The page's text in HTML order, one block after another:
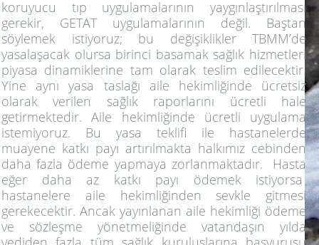
koruyucu tıp uygulamalarının yaygınlaştırılması
gerekir, GETAT uygulamalarının değil. Baştan
söylemek istiyoruz; bu değişiklikler TBMM’de
yasalaşacak olursa birinci basamak sağlık hizmetleri
piyasa dinamiklerine tam olarak teslim edilecektir.
Yine aynı yasa taslağı aile hekimliğinde ücretsiz
olarak verilen sağlık raporlarını ücretli hale
getirmektedir. Aile hekimliğinde ücretli uygulama
istemiyoruz. Bu yasa teklifi ile hastanelerde
muayene katkı payı artırılmakta halkımız cebinden
daha fazla ödeme yapmaya zorlanmaktadır. Hasta
eğer daha az katkı payı ödemek istiyorsa
hastanelere aile hekimliğinden sevkle gitmesi
gerekecektir. Ancak yayınlanan aile hekimliği ödeme
ve sözleşme yönetmeliğinde vatandaşın yılda